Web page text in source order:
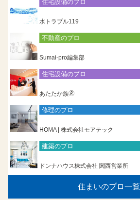
住宅設備のプロ
水トラブル119
不動産のプロ
Sumai-pro編集部
住宅設備のプロ
あたたか族🄬
修理のプロ
HOMA | 株式会社モアテック
建築のプロ
ドンナハウス株式会社 関西営業所
住まいのプロ一覧